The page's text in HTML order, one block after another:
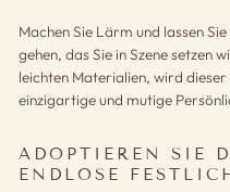
Machen Sie Lärm und lassen
gehen, das Sie in Szene setzen
leichten Materialien, wird
einzigartige und mutige
ADOPTIEREN SIE
ENDLOSE